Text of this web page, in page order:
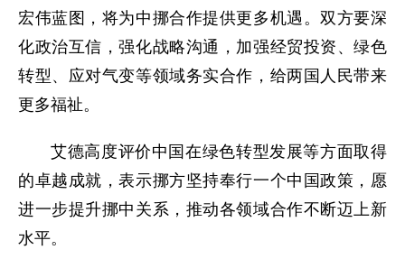
宏伟蓝图，将为中挪合作提供更多机遇。双方要深
化政治互信，强化战略沟通，加强经贸投资、绿色
转型、应对气变等领域务实合作，给两国人民带来
更多福祉。
艾德高度评价中国在绿色转型发展等方面取得
的卓越成就，表示挪方坚持奉行一个中国政策，愿
进一步提升挪中关系，推动各领域合作不断迈上新
水平。